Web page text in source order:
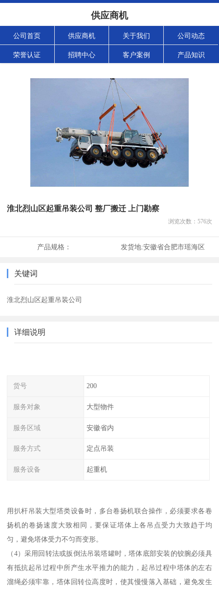
供应商机
公司首页 供应商机 关于我们 公司动态
荣誉认证 招聘中心 客户案例 产品知识
淮北烈山区起重吊装公司 整厂搬迁 上门勘察
浏览次数： 576次
产品规格： 发货地:安徽省合肥市瑶海区
关键词
淮北烈山区起重吊装公司
详细说明
货号 200
服务对象 大型物件
服务区域 安徽省内
服务方式 定点吊装
服务设备 起重机
用扒杆吊装大型塔类设备时，多台卷扬机联合操作，必须要求各卷
扬机的卷扬速度大致相同，要保证塔体上各吊点受力大致趋于均
匀，避免塔体受力不匀而变形。
（4）采用回转法或扳倒法吊装塔罐时，塔体底部安装的铰腕必须具
有抵抗起吊过程中所产生水平推力的能力，起吊过程中塔体的左右
溜绳必须牢靠，塔体回转位高度时，使其慢慢落入基础，避免发生